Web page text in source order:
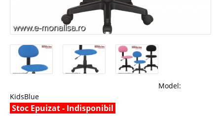
Model:
KidsBlue
Stoc Epuizat - Indisponibil